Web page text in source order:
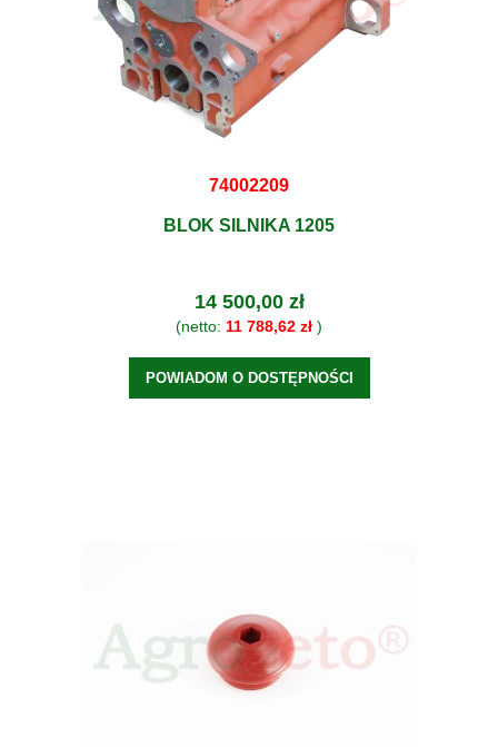
74002209
BLOK SILNIKA 1205
14 500,00 zł
(netto: 11 788,62 zł )
POWIADOM O DOSTĘPNOŚCI